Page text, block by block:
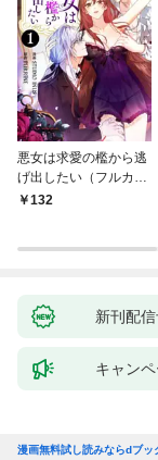
悪女は求愛の檻から逃
げ出したい（フルカラ
ー） 1
132
新刊配
キャン
漫画無料試し読みならdブッ